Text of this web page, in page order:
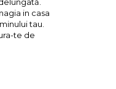
in casa
tau.
te de